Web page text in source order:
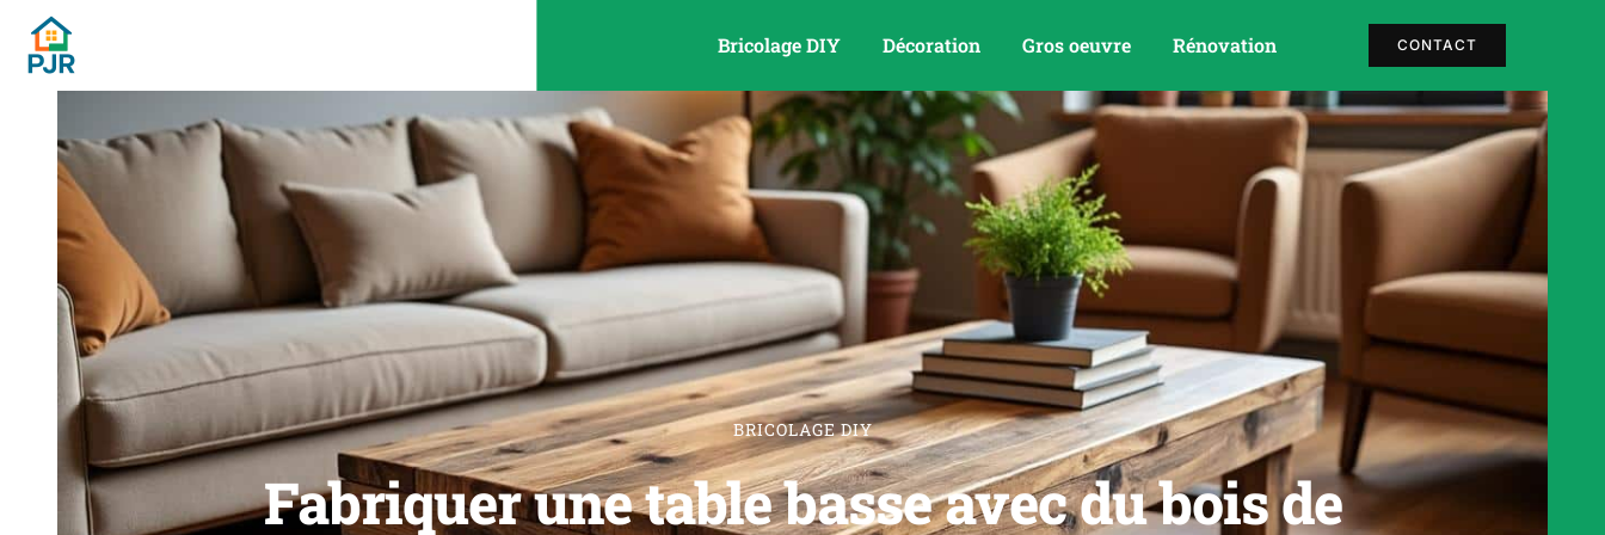
Bricolage DIY Décoration Gros oeuvre Rénovation CONTACT
BRICOLAGE DIY
Fabriquer une table basse avec du bois de